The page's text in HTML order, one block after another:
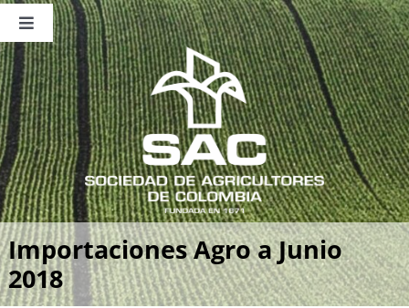
Saltar
contenido
Toggle
Navigation
Nosotros
Publicaciones
Sala de Prensa
Eventos
Importaciones Agro a Junio
2018